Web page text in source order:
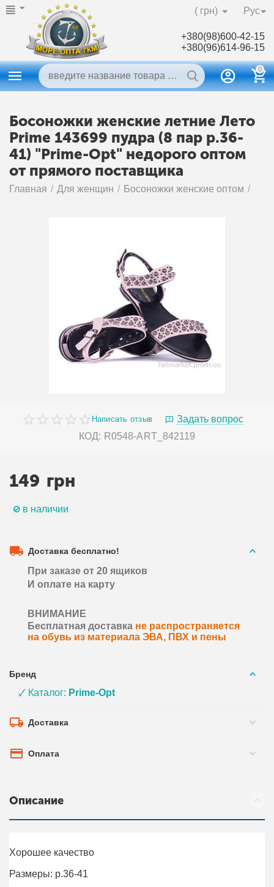
Рус
( грн)
+380(98)600-42-15
+380(96)614-96-15
0
Босоножки женские летние Лето
Prime 143699 пудра (8 пар р.36-
41) "Prime-Opt" недорого оптом
от прямого поставщика
Главная / Для женщин / Босоножки женские оптом /
Написать отзыв
Задать вопрос
КОД: R0548-ART_842119
149 грн
в наличии
Доставка бесплатно!
При заказе от 20 ящиков
И оплате на карту
ВНИМАНИЕ
Бесплатная доставка не распространяется
на обувь из материала ЭВА, ПВХ и пены
Бренд
🗸 Каталог: Prime-Opt
Доставка
Оплата
Описание
Хорошее качество
Размеры: р.36-41